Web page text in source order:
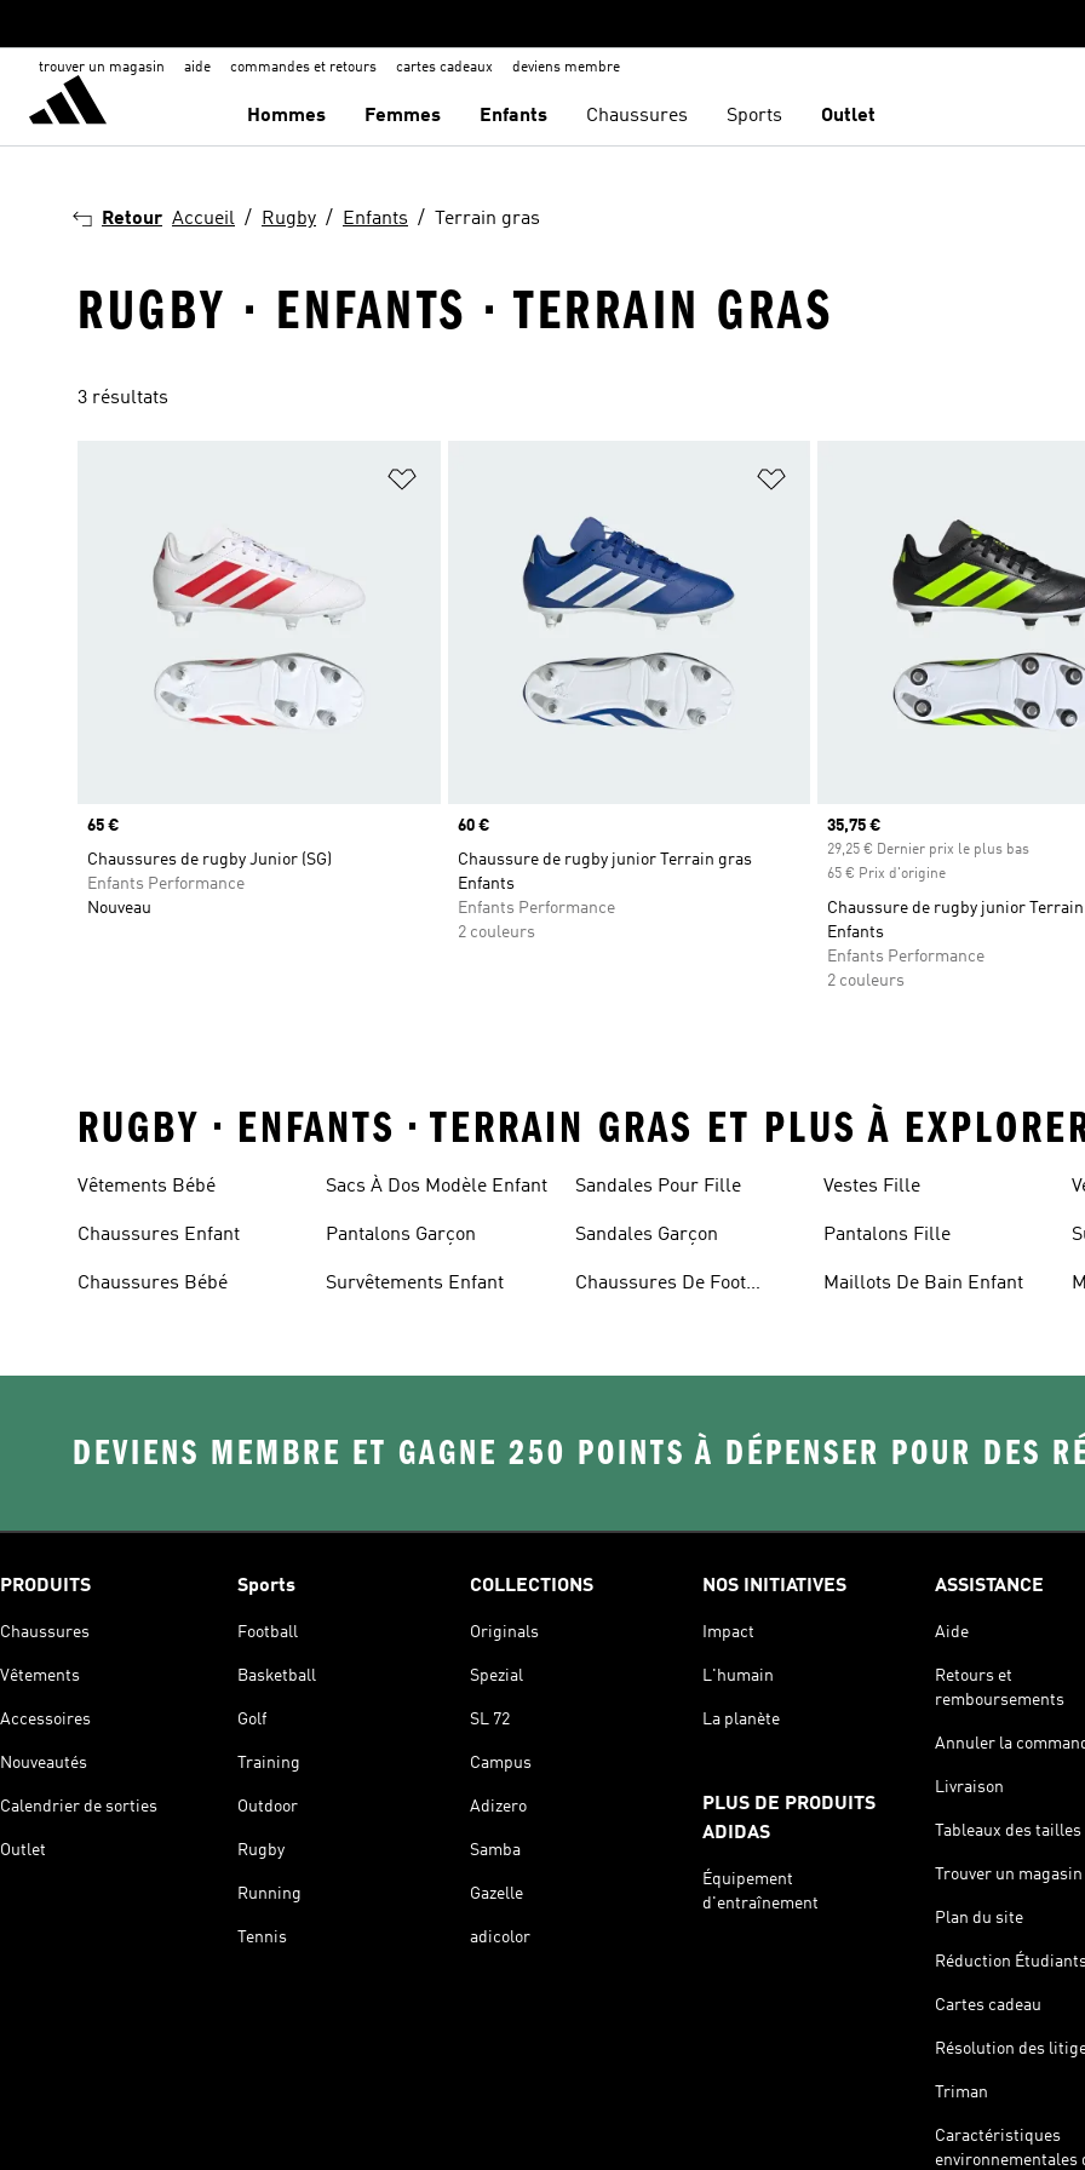
trouver un magasin aide commandes et retours cartes cadeaux deviens membre
Hommes Femmes Enfants Chaussures Sports Outlet
Retour Accueil Rugby Enfants Terrain gras
RUGBY · ENFANTS · TERRAIN GRAS
3 résultats
Prix
65 €
Chaussures de rugby Junior (SG)
Enfants Performance
Nouveau
Prix
60 €
Chaussure de rugby junior Terrain gras
Enfants
Enfants Performance
2 couleurs
Prix actuel
35,75 €
29,25 € Dernier prix le plus bas
65 € Prix d'origine
Chaussure de rugby junior
Enfants
Enfants Performance
2 couleurs
RUGBY • ENFANTS • TERRAIN GRAS ET PLUS À
Vêtements Bébé
Chaussures Enfant
Chaussures Bébé
Sacs À Dos Modèle Enfant
Pantalons Garçon
Survêtements Enfant
Sandales Pour Fille
Sandales Garçon
Chaussures De Foot
Vestes Fille
Pantalons Fille
Maillots De Bain Enfant
DEVIENS MEMBRE ET GAGNE 250 POINTS À DÉPENSER POUR DES
PRODUITS
Chaussures
Vêtements
Accessoires
Nouveautés
Calendrier de sorties
Outlet
Sports
Football
Basketball
Golf
Training
Outdoor
Rugby
Running
Tennis
COLLECTIONS
Originals
Spezial
SL 72
Campus
Adizero
Samba
Gazelle
adicolor
NOS INITIATIVES
Impact
L'humain
La planète
PLUS DE PRODUITS
ADIDAS
Équipement
d'entraînement
ASSISTANCE
Aide
Retours et
remboursements
Annuler la
Livraison
Tableaux des tailles
Trouver un magasin
Plan du site
Réduction
Cartes cadeau
Résolution des
Triman
Caractéristiques
environnementales